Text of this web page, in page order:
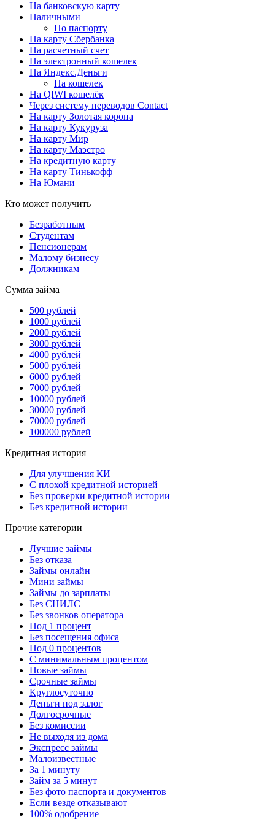
На банковскую карту
Наличными
По паспорту
На карту Сбербанка
На расчетный счет
На электронный кошелек
На Яндекс.Деньги
На кошелек
На QIWI кошелёк
Через систему переводов Contact
На карту Золотая корона
На карту Кукуруза
На карту Мир
На карту Маэстро
На кредитную карту
На карту Тинькофф
На Юмани
Кто может получить
Безработным
Студентам
Пенсионерам
Малому бизнесу
Должникам
Сумма займа
500 рублей
1000 рублей
2000 рублей
3000 рублей
4000 рублей
5000 рублей
6000 рублей
7000 рублей
10000 рублей
30000 рублей
70000 рублей
100000 рублей
Кредитная история
Для улучшения КИ
С плохой кредитной историей
Без проверки кредитной истории
Без кредитной истории
Прочие категории
Лучшие займы
Без отказа
Займы онлайн
Мини займы
Займы до зарплаты
Без СНИЛС
Без звонков оператора
Под 1 процент
Без посещения офиса
Под 0 процентов
С минимальным процентом
Новые займы
Срочные займы
Круглосуточно
Деньги под залог
Долгосрочные
Без комиссии
Не выходя из дома
Экспресс займы
Малоизвестные
За 1 минуту
Займ за 5 минут
Без фото паспорта и документов
Если везде отказывают
100% одобрение